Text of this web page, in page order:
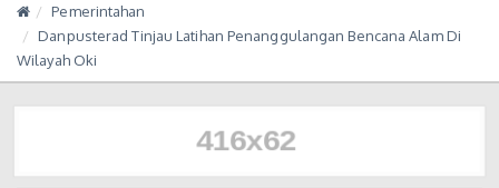
Pemerintahan
Danpusterad Tinjau Latihan Penanggulangan Bencana Alam Di
Wilayah Oki